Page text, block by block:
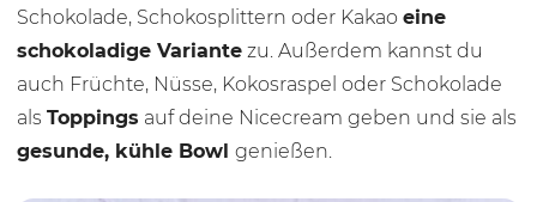
Schokolade, Schokosplittern oder Kakao eine
schokoladige Variante zu. Außerdem kannst du
auch Früchte, Nüsse, Kokosraspel oder Schokolade
als Toppings auf deine Nicecream geben und sie als
gesunde, kühle Bowl genießen.